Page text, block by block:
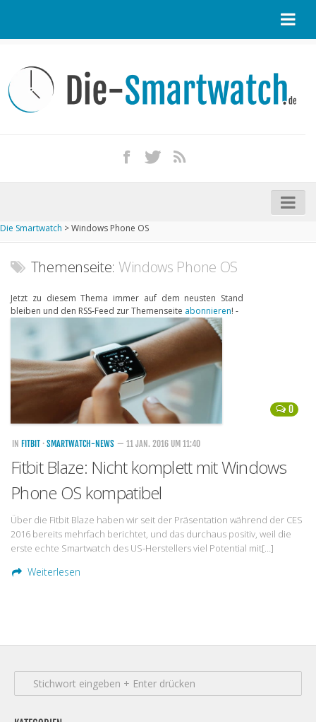
Kontakt / Tipp geben
Impressum
iPhone kaufen
Startseite
Aktuelle Smartwatches im Test
Marken und Modelle
Handytarife
BASE
Smartphonetarife
Datentarife
o2
Smartphonetarife
Prepaid-Tarife
Flatrate-Prepaidtarife
Die Smartwatch >Windows Phone OS
Themenseite: Windows Phone OS
Jetzt zu diesem Thema immer auf dem neusten Stand
bleiben und den RSS-Feed zur Themenseite abonnieren! -
0
IN FITBIT · SMARTWATCH-NEWS — 11 JAN. 2016 UM 11:40
Fitbit Blaze: Nicht komplett mit Windows
Phone OS kompatibel
Über die Fitbit Blaze haben wir seit der Präsentation während der CES
2016 bereits mehrfach berichtet, und das durchaus positiv, weil die
erste echte Smartwatch des US-Herstellers viel Potential mit[…]
Weiterlesen